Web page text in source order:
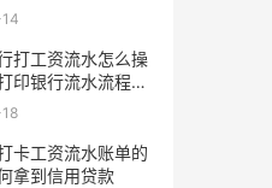
打工资流水怎么操
印银行流水流程一
卡工资流水账单的
拿到信用贷款